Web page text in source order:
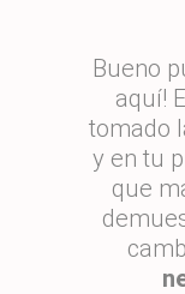
Bueno
aquí!
tomado
y en tu
que